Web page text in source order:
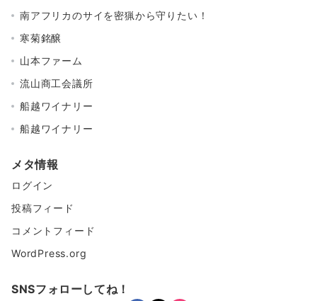
南アフリカのサイを密猟から守りたい！
寒菊銘醸
山本ファーム
流山商工会議所
船越ワイナリー
船越ワイナリー
メタ情報
ログイン
投稿フィード
コメントフィード
WordPress.org
SNSフォローしてね！